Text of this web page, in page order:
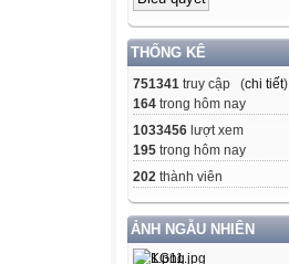
THỐNG KÊ
751341 truy cập (chi tiết)
164 trong hôm nay
1033456 lượt xem
195 trong hôm nay
202 thành viên
ẢNH NGẪU NHIÊN